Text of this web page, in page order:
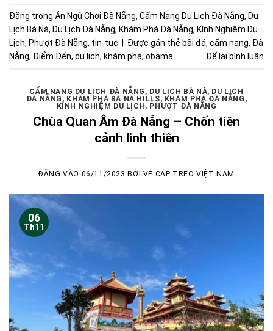
Đăng trong Ăn Ngủ Chơi Đà Nẵng, Cẩm Nang Du Lịch Đà Nẵng, Du
Lịch Bà Nà, Du Lịch Đà Nẵng, Khám Phá Đà Nẵng, Kính Nghiệm Du
Lịch, Phượt Đà Nẵng, tin-tuc Được gắn thẻ bãi đá, cẩm nang, Đà
Nẵng, Điểm Đến, du lịch, khám phá, obama Để lại bình luận
CẨM NANG DU LỊCH ĐÀ NẴNG , DU LỊCH BÀ NÀ, DU LỊCH
ĐÀ NẴNG , KHÁM PHÁ BÀ NÀ HILLS, KHÁM PHÁ ĐÀ NẴNG ,
KÍNH NGHIỆM DU LỊCH, PHƯỢT ĐÀ NẴNG
Chùa Quan Âm Đà Nẵng – Chốn tiên
cảnh linh thiên
ĐĂNG VÀO 06/11/2023 BỞI VÉ CÁP TREO VIỆT NAM
06
Th11